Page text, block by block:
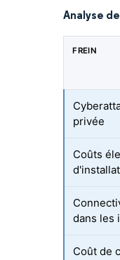
Analyse
FREIN
privée
Coûts
dans les
Coût de